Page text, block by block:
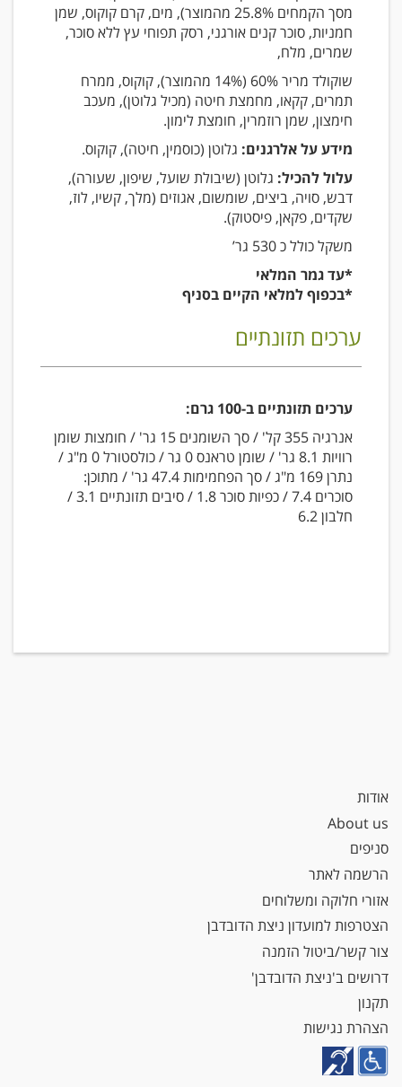
מסך הקמחים 25.8% מהמוצר), מים, קרם קוקוס, שמן
חמניות, סוכר קנים אורגני, רסק תפוחי עץ ללא סוכר,
שמרים, מלח,
שוקולד מריר 60% (14% מהמוצר), קוקוס, ממרח
תמרים, קקאו, מחמצת חיטה (מכיל גלוטן), מעכב
חימצון, שמן רוזמרין, חומצת לימון.
מידע על אלרגנים: גלוטן (כוסמין, חיטה), קוקוס.
עלול להכיל: גלוטן (שיבולת שועל, שיפון, שעורה),
דבש, סויה, ביצים, שומשום, אגוזים (מלך, קשיו, לוז,
שקדים, פקאן, פיסטוק).
משקל כולל כ 530 גר’
*עד גמר המלאי
*בכפוף למלאי הקיים בסניף
ערכים תזונתיים
ערכים תזונתיים ב-100 גרם:
אנרגיה 355 קל' / סך השומנים 15 גר' / חומצות שומן
רוויות 8.1 גר' / שומן טראנס 0 גר / כולסטורל 0 מ"ג /
נתרן 169 מ"ג / סך הפחמימות 47.4 גר' / מתוכן:
סוכרים 7.4 / כפיות סוכר 1.8 / סיבים תזונתיים 3.1 /
חלבון 6.2
אודות
About us
סניפים
הרשמה לאתר
אזורי חלוקה ומשלוחים
הצטרפות למועדון ניצת הדובדבן
צור קשר/ביטול הזמנה
דרושים ב'ניצת הדובדבן'
תקנון
הצהרת נגישות